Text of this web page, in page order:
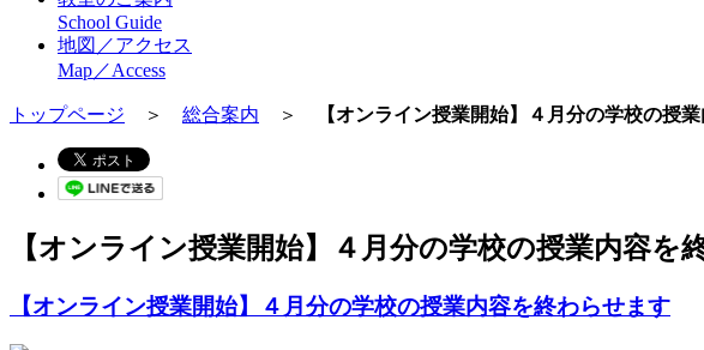
School Guide
地図／アクセス
Map／Access
トップページ ＞ 総合案内 ＞ 【オンライン授業開始】４月分の学校の授
【オンライン授業開始】４月分の学校の授業内容を
【オンライン授業開始】４月分の学校の授業内容を終わらせます